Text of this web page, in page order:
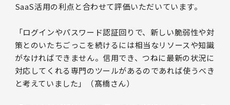
SaaS活用の利点と合わせて評価いただいています。
「ログインやパスワード認証回りで、新しい脆弱性や対
策とのいたちごっこを続けるには相当なリソースや知識
がなければできません。信用でき、つねに最新の状況に
対応してくれる専門のツールがあるのであれば使うべき
と考えていました」（髙橋さん）